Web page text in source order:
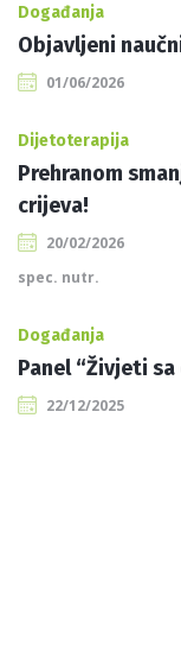
Događanja
Objavljeni
01/06/2026
Dijetoterapija
Prehranom
crijeva!
20/02/2026
spec. nutr.
Događanja
Panel “Živjeti
22/12/2025